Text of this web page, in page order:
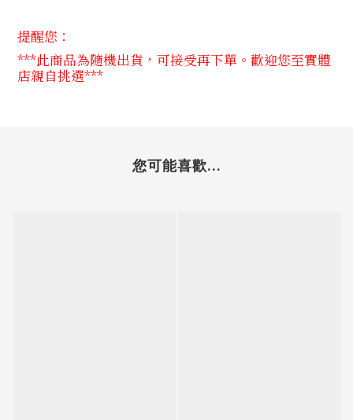
提醒您：
***此商品為隨機出貨，可接受再下單。歡迎您至實體
店親自挑選***
您可能喜歡...